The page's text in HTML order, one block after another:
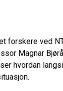
forskere ved
Magnar
hvordan